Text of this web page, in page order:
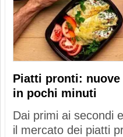
Piatti pronti:
in pochi minuti
Dai primi ai secondi
il mercato dei piatti